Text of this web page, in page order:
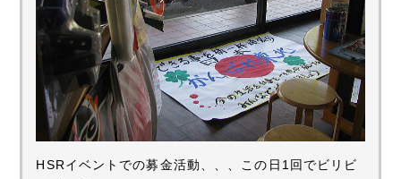
HSRイベントでの募金活動、、、この日1回でビリビ